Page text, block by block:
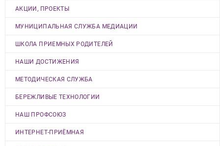
АКЦИИ, ПРОЕКТЫ
МУНИЦИПАЛЬНАЯ СЛУЖБА МЕДИАЦИИ
ШКОЛА ПРИЕМНЫХ РОДИТЕЛЕЙ
НАШИ ДОСТИЖЕНИЯ
МЕТОДИЧЕСКАЯ СЛУЖБА
БЕРЕЖЛИВЫЕ ТЕХНОЛОГИИ
НАШ ПРОФСОЮЗ
ИНТЕРНЕТ-ПРИЁМНАЯ